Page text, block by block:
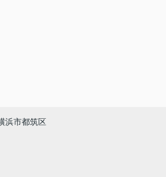
浜市都筑区